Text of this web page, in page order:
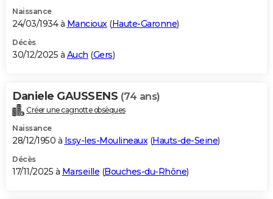
Naissance
24/03/1934 à Mancioux (Haute-Garonne)
Décès
30/12/2025 à Auch (Gers)
Daniele GAUSSENS (74 ans)
Créer une cagnotte obsèques
Naissance
28/12/1950 à Issy-les-Moulineaux(Hauts-de-Seine)
Décès
17/11/2025 à Marseille (Bouches-du-Rhône)